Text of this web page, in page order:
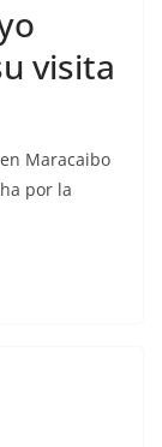
visita
Maracaibo
por la